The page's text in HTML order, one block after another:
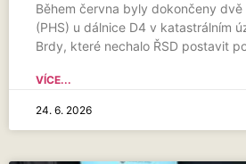
Během června byly dokončeny
(PHS) u dálnice D4 v katastrálním
Brdy, které nechalo ŘSD postavit
VÍCE...
24. 6. 2026